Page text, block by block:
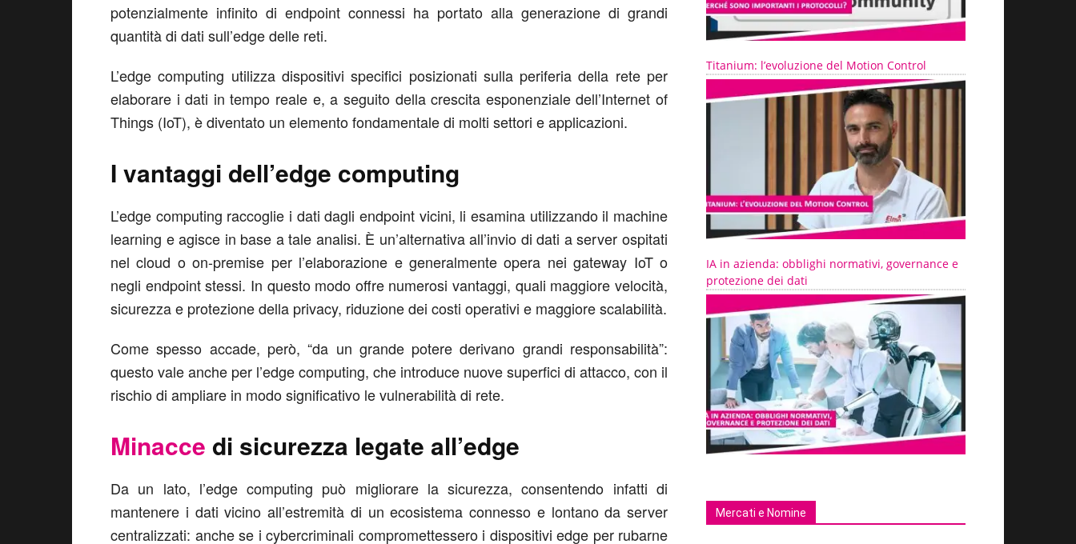
potenzialmente infinito di endpoint connessi ha portato alla generazione di grandi
quantità di dati sull’edge delle reti.
L’edge computing utilizza dispositivi specifici posizionati sulla periferia della rete per
elaborare i dati in tempo reale e, a seguito della crescita esponenziale dell’Internet of
Things (IoT), è diventato un elemento fondamentale di molti settori e applicazioni.
I vantaggi dell’edge computing
L’edge computing raccoglie i dati dagli endpoint vicini, li esamina utilizzando il machine
learning e agisce in base a tale analisi. È un’alternativa all’invio di dati a server ospitati
nel cloud o on-premise per l’elaborazione e generalmente opera nei gateway IoT o
negli endpoint stessi. In questo modo offre numerosi vantaggi, quali maggiore velocità,
sicurezza e protezione della privacy, riduzione dei costi operativi e maggiore scalabilità.
Come spesso accade, però, “da un grande potere derivano grandi responsabilità”:
questo vale anche per l’edge computing, che introduce nuove superfici di attacco, con il
rischio di ampliare in modo significativo le vulnerabilità di rete.
Minacce di sicurezza legate all’edge
Da un lato, l’edge computing può migliorare la sicurezza, consentendo infatti di
mantenere i dati vicino all’estremità di un ecosistema connesso e lontano da server
centralizzati: anche se i cybercriminali compromettessero i dispositivi edge per rubarne
Titanium: l’evoluzione del Motion Control
IA in azienda: obblighi normativi, governance e
protezione dei dati
Mercati e Nomine